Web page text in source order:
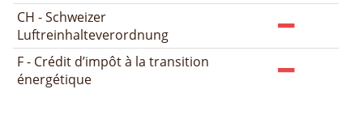
CH - Schweizer
Luftreinhalteverordnung
F - Crédit d’impôt à la transition
énergétique